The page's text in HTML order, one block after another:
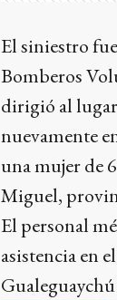
El siniestro
Bomberos
dirigió al
nuevamente
una mujer de
Miguel,
El personal
asistencia en